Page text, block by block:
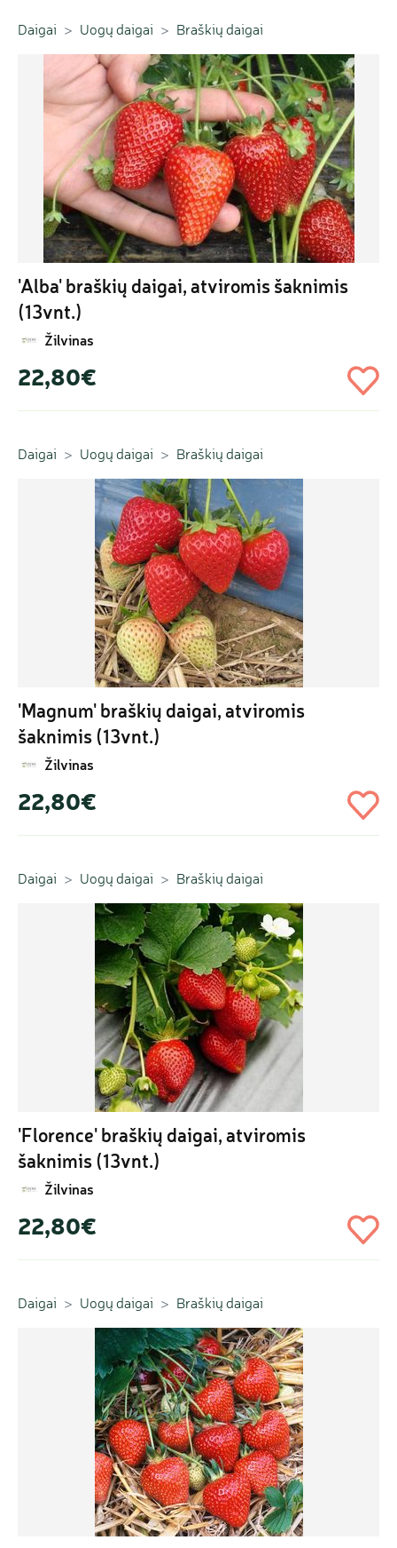
Daigai Uogų daigai Braškių daigai
'Alba' braškių daigai, atviromis šaknimis
(13vnt.)
Žilvinas
22,80€
Daigai Uogų daigai Braškių daigai
'Magnum' braškių daigai, atviromis
šaknimis (13vnt.)
Žilvinas
22,80€
Daigai Uogų daigai Braškių daigai
'Florence' braškių daigai, atviromis
šaknimis (13vnt.)
Žilvinas
22,80€
Daigai Uogų daigai Braškių daigai